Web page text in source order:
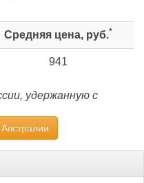
Средняя цена, руб.*
941
удержанную с